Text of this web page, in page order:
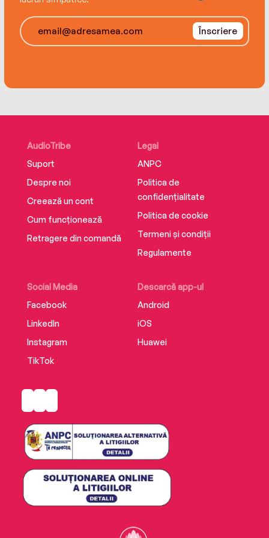
when tragedy strikes, Catrin must decide
whether to defend her newfound
Înscriere
AudioTribe
Suport
Despre noi
Creează un cont
Cum funcționează
Retragere din comandă
Social Media
Facebook
LinkedIn
Instagram
TikTok
Descarcă app-ul
Android
iOS
Huawei
Legal
ANPC
Politica de
confidențialitate
Politica de cookie
Termeni și condiții
Regulamente